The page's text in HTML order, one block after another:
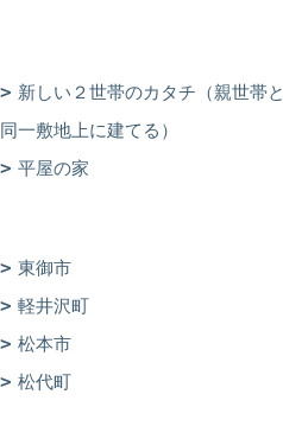
新しい２世帯のカタチ（親世帯と
同一敷地上に建てる）
平屋の家
東御市
軽井沢町
松本市
松代町